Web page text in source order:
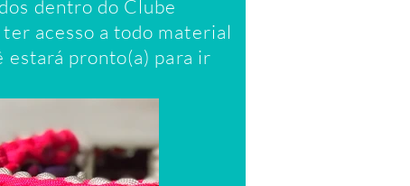
dentro do Clube
acesso a todo material
estará pronto(a) para ir